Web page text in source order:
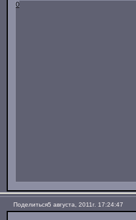
0
Поделиться5 августа, 2011г. 17:24:47